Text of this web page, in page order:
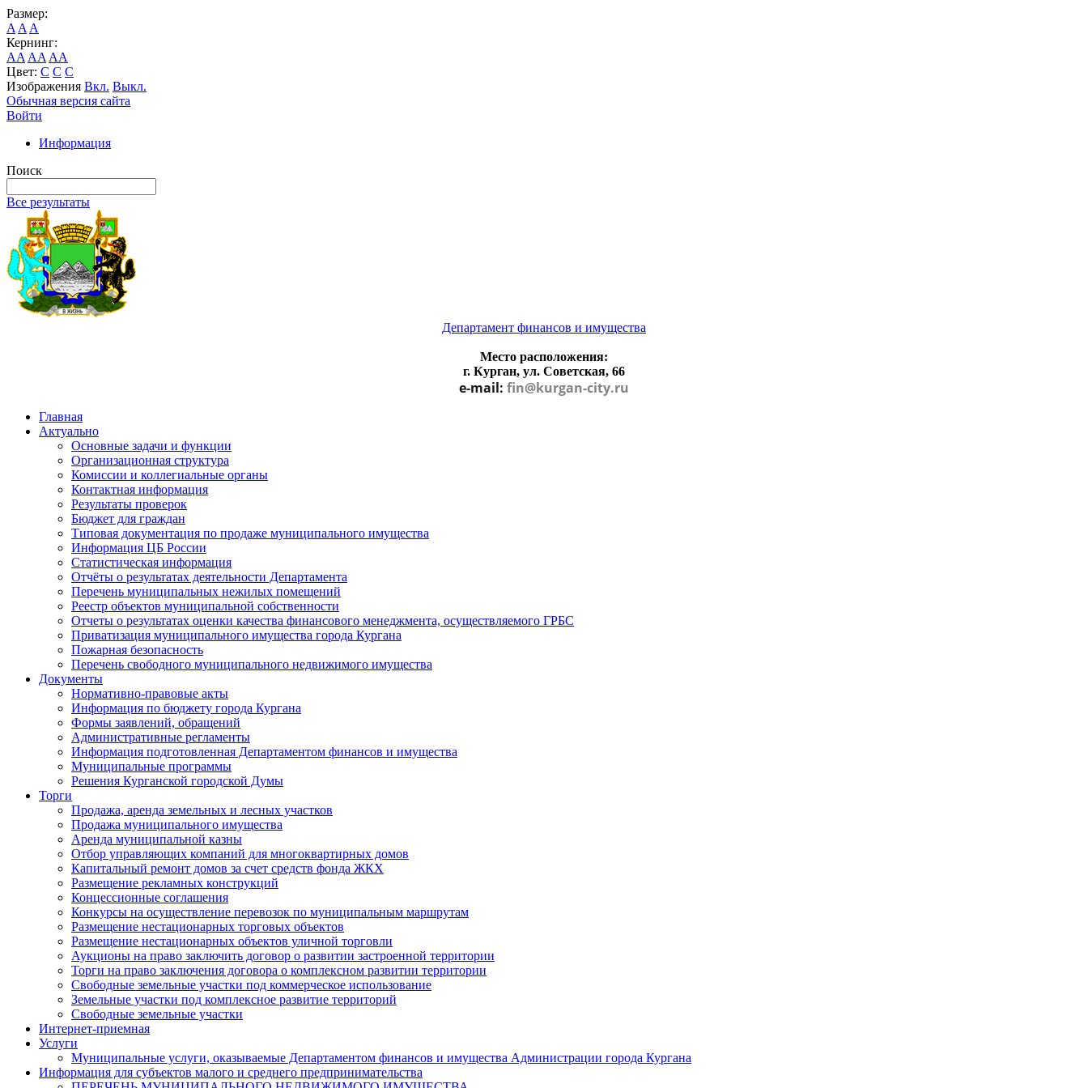
Размер:
A A A
Кернинг:
AA AA AA
Цвет: C C C
Изображения Вкл. Выкл.
Обычная версия сайта
Войти
Информация
Поиск
Все результаты
Департамент финансов и имущества
Место расположения:
г. Курган, ул. Советская, 66
e-mail: fin@kurgan-city.ru
Главная
Актуально
Основные задачи и функции
Организационная структура
Комиссии и коллегиальные органы
Контактная информация
Результаты проверок
Бюджет для граждан
Типовая документация по продаже муниципального имущества
Информация ЦБ России
Статистическая информация
Отчёты о результатах деятельности Департамента
Перечень муниципальных нежилых помещений
Реестр объектов муниципальной собственности
Отчеты о результатах оценки качества финансового менеджмента, осуществляемого ГРБС
Приватизация муниципального имущества города Кургана
Пожарная безопасность
Перечень свободного муниципального недвижимого имущества
Документы
Нормативно-правовые акты
Информация по бюджету города Кургана
Формы заявлений, обращений
Административные регламенты
Информация подготовленная Департаментом финансов и имущества
Муниципальные программы
Решения Курганской городской Думы
Торги
Продажа, аренда земельных и лесных участков
Продажа муниципального имущества
Аренда муниципальной казны
Отбор управляющих компаний для многоквартирных домов
Капитальный ремонт домов за счет средств фонда ЖКХ
Размещение рекламных конструкций
Концессионные соглашения
Конкурсы на осуществление перевозок по муниципальным маршрутам
Размещение нестационарных торговых объектов
Размещение нестационарных объектов уличной торговли
Аукционы на право заключить договор о развитии застроенной территории
Торги на право заключения договора о комплексном развитии территории
Свободные земельные участки под коммерческое использование
Земельные участки под комплексное развитие территорий
Свободные земельные участки
Интернет-приемная
Услуги
Муниципальные услуги, оказываемые Департаментом финансов и имущества Администрации города Кургана
Информация для субъектов малого и среднего предпринимательства